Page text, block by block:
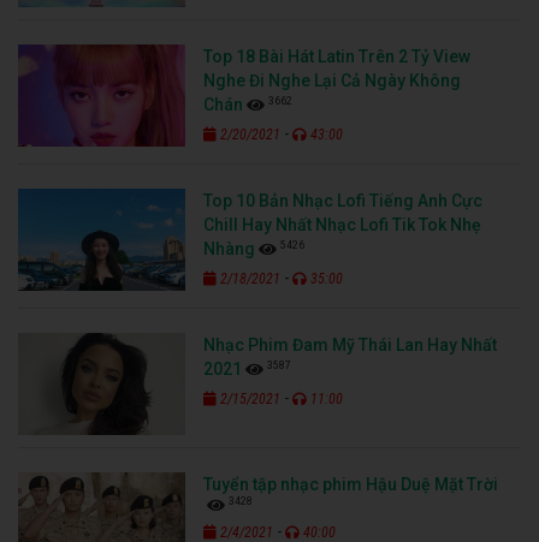
Top 18 Bài Hát Latin Trên 2 Tỷ View
Nghe Đi Nghe Lại Cả Ngày Không
Chán
3662
2/20/2021 - 43:00
Top 10 Bản Nhạc Lofi Tiếng Anh Cực
Chill Hay Nhất Nhạc Lofi Tik Tok Nhẹ
Nhàng
5426
2/18/2021 - 35:00
Nhạc Phim Đam Mỹ Thái Lan Hay Nhất
2021
3587
2/15/2021 - 11:00
Tuyển tập nhạc phim Hậu Duệ Mặt Trời
3428
2/4/2021 - 40:00